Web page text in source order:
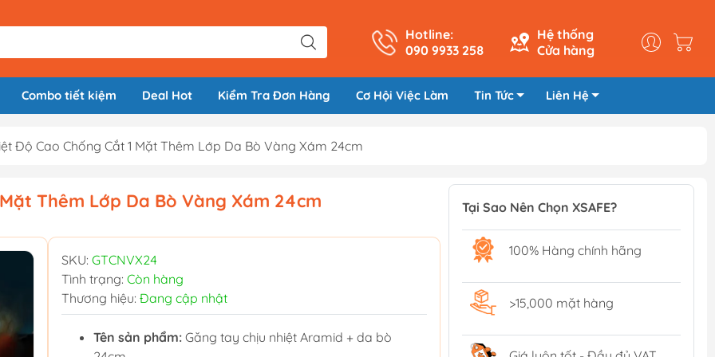
Hotline:
090 9933 258
Hệ thống
Cửa hàng
Combo tiết kiệm Deal Hot Kiểm Tra Đơn Hàng Cơ Hội Việc Làm Tin Tức Liên Hệ
Độ Cao Chống Cắt 1 Mặt Thêm Lớp Da Bò Vàng Xám 24cm
Thêm Lớp Da Bò Vàng Xám 24cm
SKU: GTCNVX24
Tình trạng: Còn hàng
Thương hiệu: Đang cập nhật
Tên sản phẩm: Găng tay chịu nhiệt Aramid + da bò
Tại Sao Nên Chọn XSAFE?
100% Hàng chính hãng
>15,000 mặt hàng